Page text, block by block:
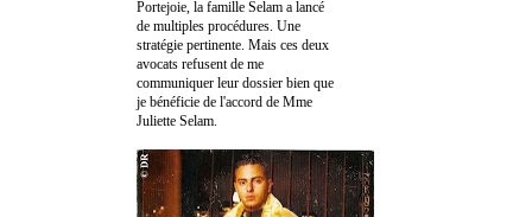
Portejoie, la famille Selam a lancé
de multiples procédures. Une
stratégie pertinente. Mais ces deux
avocats refusent de me
communiquer leur dossier bien que
je bénéficie de l'accord de Mme
Juliette Selam.